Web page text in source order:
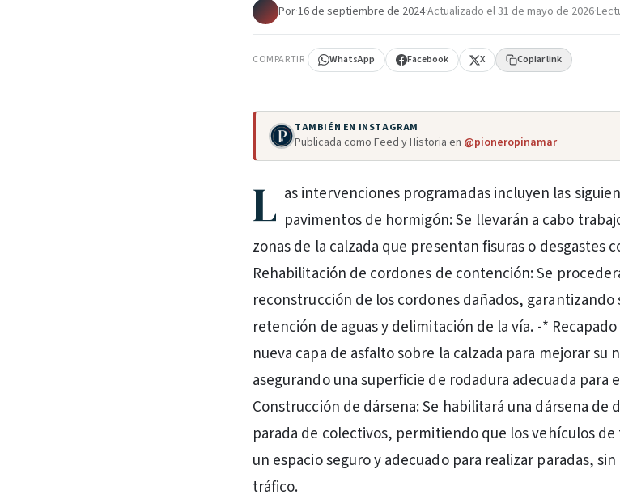
Por·16 de septiembre de 2024·Actualizado el31 de mayo de 2026·
COMPARTIR WhatsApp Facebook X Copiar link
TAMBIÉN EN INSTAGRAM
Publicada como Feed y Historia en @pioneropinamar
L as intervenciones programadas incluyen las
pavimentos de hormigón: Se llevarán a cabo
zonas de la calzada que presentan fisuras o desgastes
Rehabilitación de cordones de contención: Se
reconstrucción de los cordones dañados, garantizando
retención de aguas y delimitación de la vía. -*
nueva capa de asfalto sobre la calzada para mejorar su
asegurando una superficie de rodadura adecuada para
Construcción de dársena: Se habilitará una dársena de
parada de colectivos, permitiendo que los vehículos
un espacio seguro y adecuado para realizar paradas,
tráfico.